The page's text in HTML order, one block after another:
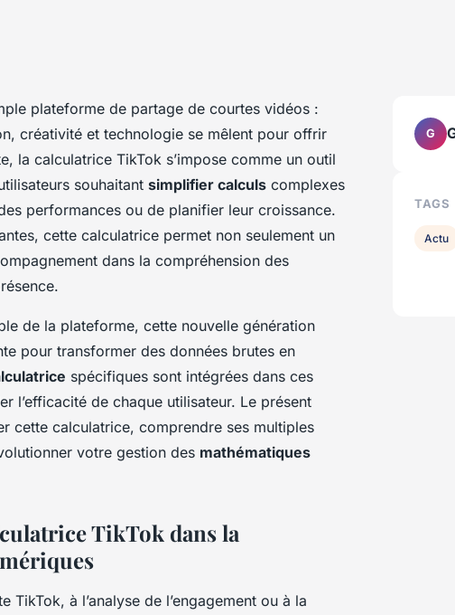
plateforme de partage de courtes vidéos :
créativité et technologie se mêlent pour offrir
la calculatrice TikTok s’impose comme un outil
souhaitant simplifier calculs complexes
performances ou de planifier leur croissance.
cette calculatrice permet non seulement un
dans la compréhension des
de la plateforme, cette nouvelle génération
pour transformer des données brutes en
spécifiques sont intégrées dans ces
l’efficacité de chaque utilisateur. Le présent
cette calculatrice, comprendre ses multiples
votre gestion des mathématiques
TikTok dans la
TikTok, à l’analyse de l’engagement ou à la
G
TAGS
Actu